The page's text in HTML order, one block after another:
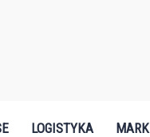
LOGISTYKA